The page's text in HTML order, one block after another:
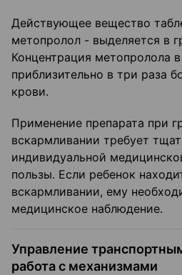
Действующее вещество
метопролол - выделяется в
Концентрация метопролола
приблизительно в три раза
крови.
Применение препарата при
вскармливании требует
индивидуальной
пользы. Если ребенок
вскармливании, ему
медицинское наблюдение.
Управление
работа с механизмами